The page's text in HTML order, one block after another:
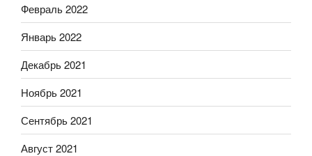
Февраль 2022
Январь 2022
Декабрь 2021
Ноябрь 2021
Сентябрь 2021
Август 2021